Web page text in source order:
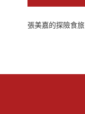
張美嘉的探險食旅